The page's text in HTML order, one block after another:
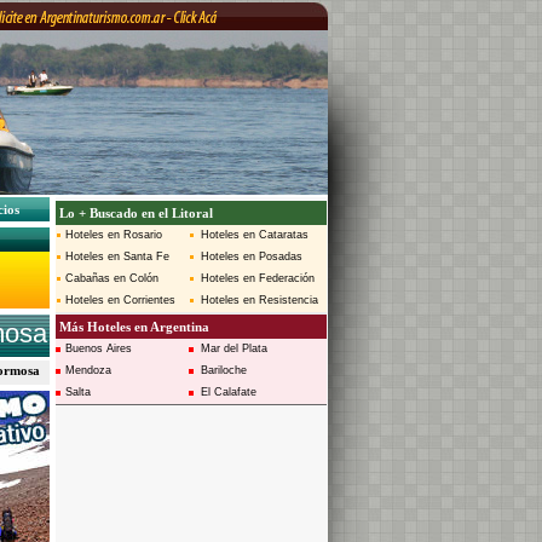
Lo + Buscado en el Litoral
Hoteles en Rosario
Hoteles en Cataratas
Hoteles en Santa Fe
Hoteles en Posadas
Cabañas en Colón
Hoteles en Federación
Hoteles en Corrientes
Hoteles en Resistencia
Más Hoteles en Argentina
Buenos Aires
Mar del Plata
Mendoza
Bariloche
Salta
El Calafate